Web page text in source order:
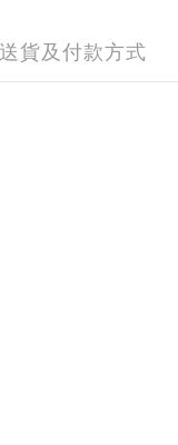
送貨及付款方式